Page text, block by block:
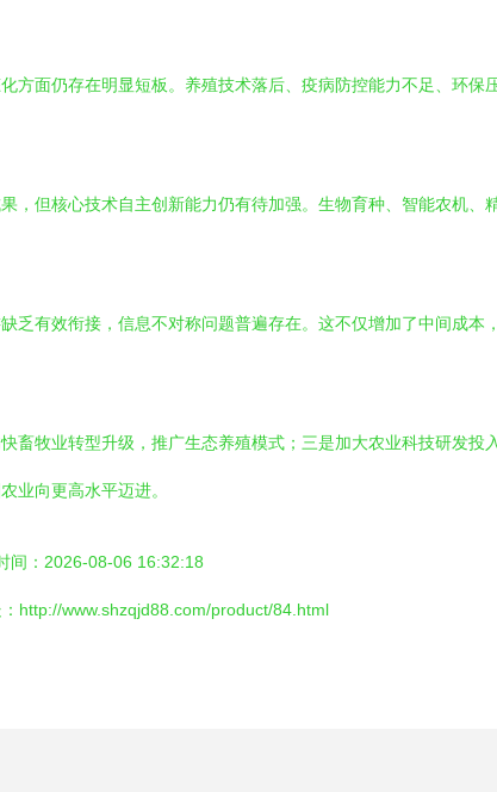
面仍存在明显短板。养殖技术落后、疫病防控能力不足、环保
但核心技术自主创新能力仍有待加强。生物育种、智能农机、
有效衔接，信息不对称问题普遍存在。这不仅增加了中间成本
畜牧业转型升级，推广生态养殖模式；三是加大农业科技研发投
业向更高水平迈进。
间：2026-08-06 16:32:18
http://www.shzqjd88.com/product/84.html